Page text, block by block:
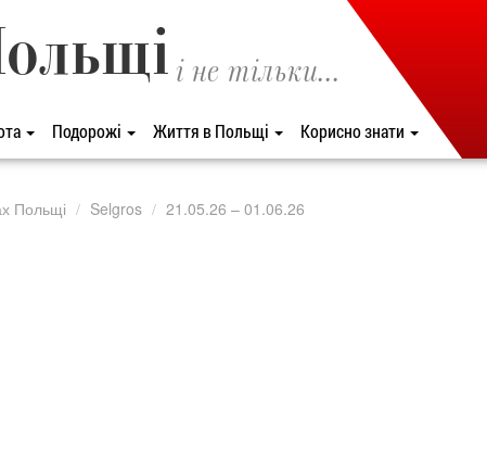
і не тільки...
Подорожі Життя в Польщі Корисно знати
Польщі Selgros 21.05.26 – 01.06.26